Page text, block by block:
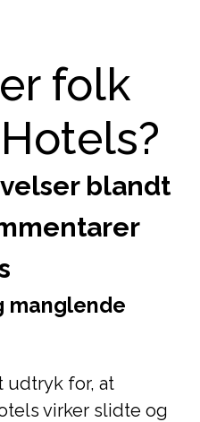
folk
blandt
manglende
udtryk for, at
virker slidte og